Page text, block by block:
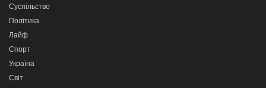
Суспільство
Політика
Лайф
Спорт
Україна
Світ